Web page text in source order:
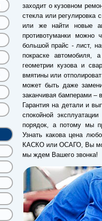
заходит о кузовном
стекла или регулировка
или же найти новые
противотуманки можно
большой прайс - лист,
покраске автомобиля,
геометрии кузова и
вмятины или
может быть даже
заканчивая бамперами –
Гарантия на детали и
спокойной
порядок, а потому мы
Узнать какова цена
КАСКО или ОСАГО, Вы
мы ждем Вашего звонка!